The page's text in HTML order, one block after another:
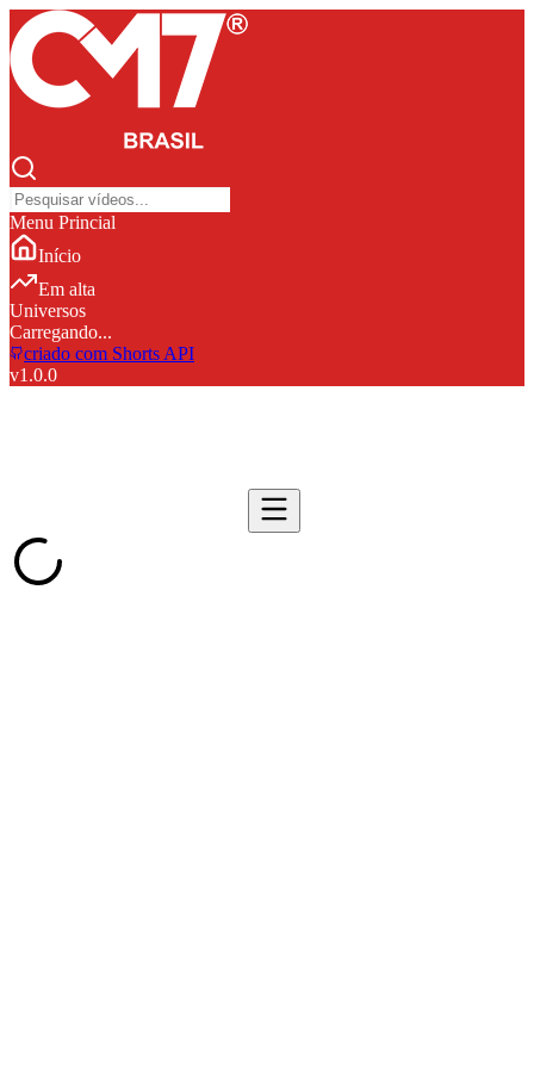
Menu Princial
Início
Em alta
Universos
Carregando...
criado com Shorts API
v1.0.0